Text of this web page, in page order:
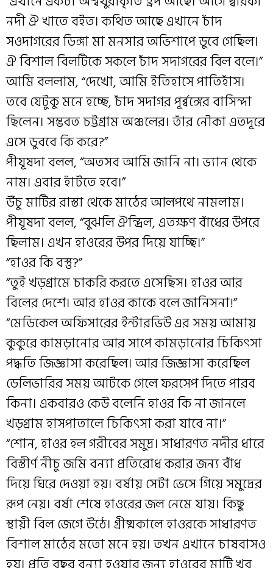
নদী ঐ খাতে বইত। কথিত আছে এখানে চাঁদ
সওদাগরের ডিঙ্গা মা মনসার অভিশাপে ডুবে গেছিল।
ঐ বিশাল বিলটিকে সকলে চাঁদ সদাগরের বিল বলে।”
আমি বললাম, “দেখো, আমি ইতিহাসে পাতিহাঁস।
তবে যেটুকু মনে হচ্ছে, চাঁদ সদাগর পূর্ব্বঙ্গের বাসিন্দা
ছিলেন। সম্ভবত চট্টগ্রাম অঞ্চলের। তাঁর নৌকা এতদূরে
এসে ডুববে কি করে?”
পীযূষদা বলল, “অতসব আমি জানি না। ভ্যান থেকে
নাম। এবার হাঁটতে হবে।”
উঁচু মাটির রাস্তা থেকে মাঠের আলপথে নামলাম।
পীযূষদা বলল, “বুঝলি ঐন্দ্রিল, এতক্ষণ বাঁধের উপরে
ছিলাম। এখন হাওরের উপর দিয়ে যাচ্ছি।”
“হাওর কি বস্তু?”
“তুই খড়গ্রামে চাকরি করতে এসেছিস। হাওর আর
বিলের দেশে। আর হাওর কাকে বলে জানিসনা!”
“মেডিকেল অফিসারের ইন্টারভিউ এর সময় আমায়
কুকুরে কামড়ানোর আর সাপে কামড়ানোর চিকিৎসা
পদ্ধতি জিজ্ঞাসা করেছিল। আর জিজ্ঞাসা করেছিল
ডেলিভারির সময় আটকে গেলে ফরসেপ দিতে পারব
কিনা। একবারও কেউ বলেনি হাওর কি না জানলে
খড়গ্রাম হাসপাতালে চিকিৎসা করা যাবে না।”
“শোন, হাওর হল গরীবের সমুদ্র। সাধারণত নদীর ধারে
বিস্তীর্ণ নীচু জমি বন্যা প্রতিরোধ করার জন্য বাঁধ
দিয়ে ঘিরে দেওয়া হয়। বর্ষায় সেটা ভেসে গিয়ে সমুদ্রের
রূপ নেয়। বর্ষা শেষে হাওরের জল নেমে যায়। কিছু
স্থায়ী বিল জেগে উঠে। গ্রীষ্মকালে হাওরকে সাধারণত
বিশাল মাঠের মতো মনে হয়। তখন এখানে চাষবাসও